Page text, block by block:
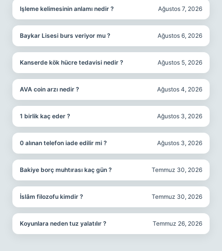
Işleme kelimesinin anlamı nedir ? Ağustos 7, 2026
Baykar Lisesi burs veriyor mu ? Ağustos 6, 2026
Kanserde kök hücre tedavisi nedir ? Ağustos 5, 2026
AVA coin arzı nedir ? Ağustos 4, 2026
1 birlik kaç eder ? Ağustos 3, 2026
0 alınan telefon iade edilir mi ? Ağustos 3, 2026
Bakiye borç muhtırası kaç gün ? Temmuz 30, 2026
İslâm filozofu kimdir ? Temmuz 30, 2026
Koyunlara neden tuz yalatılır ? Temmuz 26, 2026